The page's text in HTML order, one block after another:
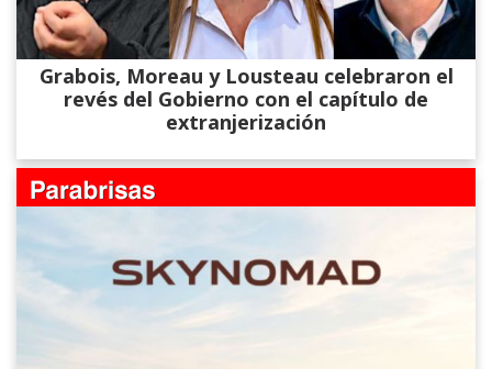
Grabois, Moreau y Lousteau celebraron el
revés del Gobierno con el capítulo de
extranjerización